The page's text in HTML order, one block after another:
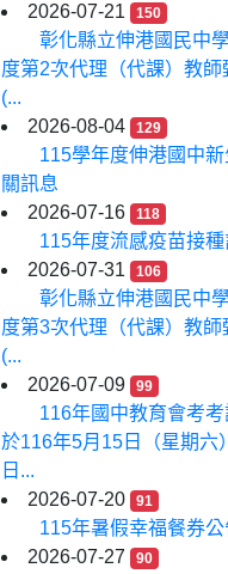
2026-07-21
150
彰化縣立伸港國民中
度第2次代理（代課）教師
(...
2026-08-04
129
115學年度伸港國中新
關訊息
2026-07-16
118
115年度流感疫苗接
2026-07-31
106
彰化縣立伸港國民中
度第3次代理（代課）教師
(...
2026-07-09
99
116年國中教育會考
於116年5月15日（星期六
日...
2026-07-20
91
115年暑假幸福餐券公
2026-07-27
90